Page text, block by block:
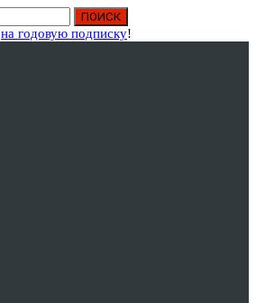
на годовую подписку!